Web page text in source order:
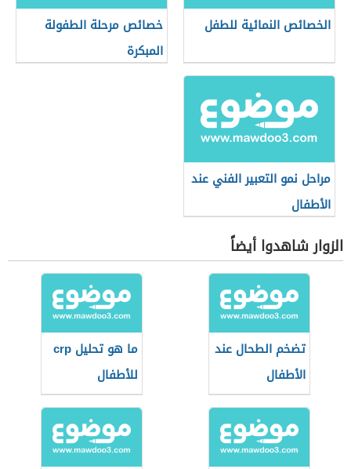
الخصائص النمائية للطفل
خصائص مرحلة الطفولة
المبكرة
مراحل نمو التعبير الفني عند
الأطفال
الزوار شاهدوا أيضاً
تضخم الطحال عند
الأطفال
ما هو تحليل crp
للأطفال